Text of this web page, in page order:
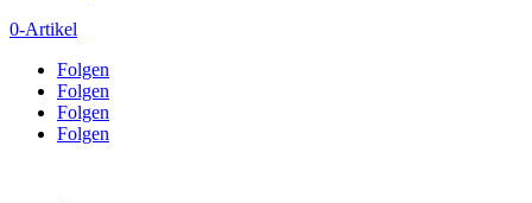
0-Artikel
Folgen
Folgen
Folgen
Folgen